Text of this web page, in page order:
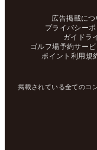
広告掲載につ
プライバシー
ガイドラ
ゴルフ場予約サー
ポイント利用規
掲載されている全てのコ